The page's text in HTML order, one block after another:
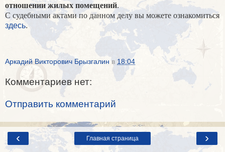
отношении жилых помещений.
С судебными актами по данном делу вы можете ознакомиться
здесь.
Аркадий Викторович Брызгалин в 18:04
Комментариев нет:
Отправить комментарий
‹ ›
Главная страница